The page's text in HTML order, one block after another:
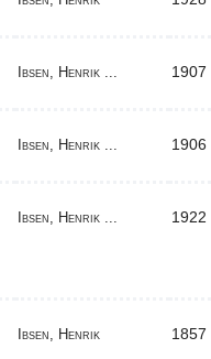
Ibsen, Henrik ... 1907
Ibsen, Henrik ... 1906
Ibsen, Henrik ... 1922
Ibsen, Henrik 1857